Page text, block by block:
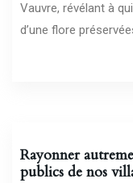
Vauvre, révélant à
d’une flore
Rayonner
publics de nos